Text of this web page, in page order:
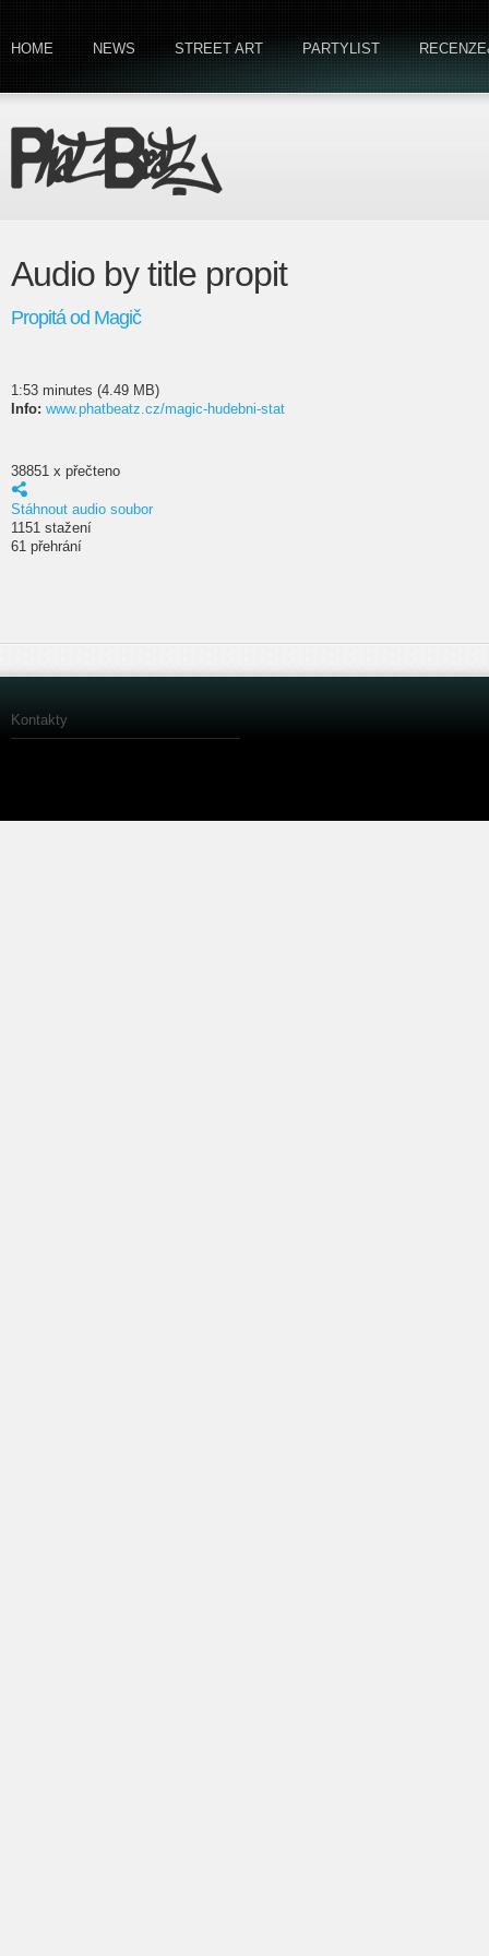
HOME NEWS STREET ART PARTYLIST
Audio by title propit
Propitá od Magič
1:53 minutes (4.49 MB)
Info: www.phatbeatz.cz/magic-hudebni-stat
38851 x přečteno
Stáhnout audio soubor
1151 stažení
61 přehrání
Kontakty